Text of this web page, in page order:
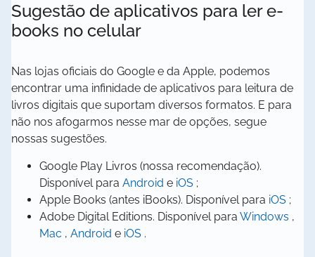
Sugestão de aplicativos para ler e-
books no celular
Nas lojas oficiais do Google e da Apple, podemos
encontrar uma infinidade de aplicativos para leitura de
livros digitais que suportam diversos formatos. E para
não nos afogarmos nesse mar de opções, segue
nossas sugestões.
Google Play Livros (nossa recomendação).
Disponível para Android abre
em
nova
e iOS abre
em
nova
;
Apple Books (antes iBooks). Disponível para iOS abre
em
;
Adobe Digital Editions. Disponível para Windows abre
,
Mac abre
, Android abre
e iOS abre
.